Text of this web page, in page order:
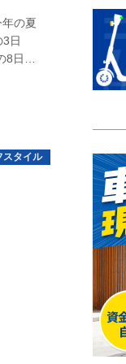
の夏
日
日間